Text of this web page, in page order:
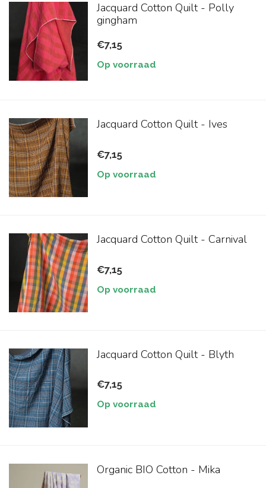
Jacquard Cotton Quilt - Polly
gingham
€7,15
Op voorraad
Jacquard Cotton Quilt - Ives
€7,15
Op voorraad
Jacquard Cotton Quilt - Carnival
€7,15
Op voorraad
Jacquard Cotton Quilt - Blyth
€7,15
Op voorraad
Organic BIO Cotton - Mika